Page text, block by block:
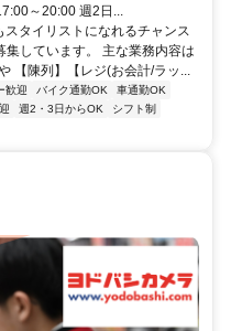
～20:00 週2日...
タイリストになれるチャンス
しています。 主な業務内容は
【陳列】【レジ(お会計/ラッ...
歓迎 バイク通勤OK
車通勤OK
週2・3日からOK
シフト制